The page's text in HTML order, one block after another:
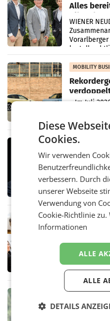
Alles
Albrecht
WIENER
MOBILITY
– Im Juli
wichtigen
101.267
Ergebnis
verdoppelte
MARKETING &
den SN
ORF. Am
die vom
Direktionen
MARKETING &
künftig
Die Wiener
der KI-
die Agentur
MARKETING &
Wechsel
Diese
Cookies.
Wir verwenden
verbessern. Durch
unserer Webseite
Verwendung von
Cookie-Richtlinie zu.
Informationen
ALLE
ALLE
DETAILS